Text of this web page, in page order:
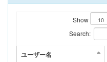
Show
Search:
ユーザー名